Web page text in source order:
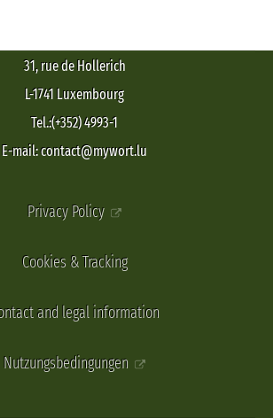
31, rue de Hollerich
L-1741 Luxembourg
Tel.:(+352) 4993-1
E-mail: contact@mywort.lu
Privacy Policy
Cookies & Tracking
and legal information
Nutzungsbedingungen